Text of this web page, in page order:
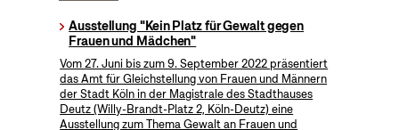
Ausstellung "Kein Platz für Gewalt gegen
Frauen und Mädchen"
Vom 27. Juni bis zum 9. September 2022 präsentiert
das Amt für Gleichstellung von Frauen und Männern
der Stadt Köln in der Magistrale des Stadthauses
Deutz (Willy-Brandt-Platz 2, Köln-Deutz) eine
Ausstellung zum Thema Gewalt an Frauen und